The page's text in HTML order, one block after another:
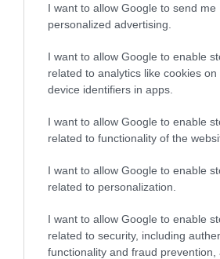
I want to allow Google to send me
personalized advertising.
I want to allow Google to enable
related to analytics like cookies on
device identifiers in apps.
I want to allow Google to enable
related to functionality of the
I want to allow Google to enable
related to personalization.
I want to allow Google to enable
related to security, including
functionality and fraud prevention,
ASSZONYT A
2026. augusztus 06
GÁRDONYI
2026. augusztus
MAGYAR PÉTER:
SZÉLERŐMŰVI
2026. augusztus